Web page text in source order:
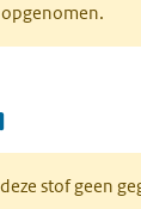
stof geen